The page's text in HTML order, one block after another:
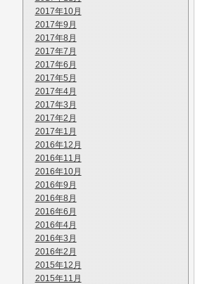
2017年10月
2017年9月
2017年8月
2017年7月
2017年6月
2017年5月
2017年4月
2017年3月
2017年2月
2017年1月
2016年12月
2016年11月
2016年10月
2016年9月
2016年8月
2016年6月
2016年4月
2016年3月
2016年2月
2015年12月
2015年11月